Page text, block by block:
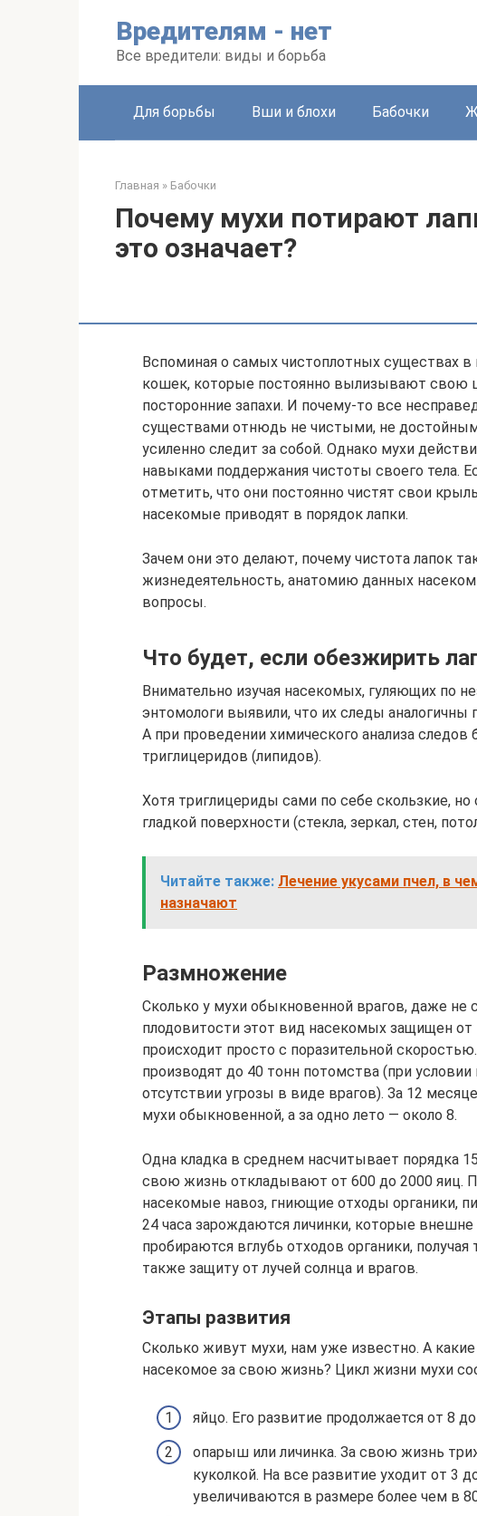
Вредителям - нет
Все вредители: виды и борьба
Для борьбы Вши и блохи Бабочки
Главная » Бабочки
Почему мухи потирают
это означает?
Вспоминая о самых чистоплотных существах
кошек, которые постоянно вылизывают свою
посторонние запахи. И почему-то все
существами отнюдь не чистыми, не
усиленно следит за собой. Однако мухи
навыками поддержания чистоты своего тела.
отметить, что они постоянно чистят свои
насекомые приводят в порядок лапки.
Зачем они это делают, почему чистота лапок
жизнедеятельность, анатомию данных
вопросы.
Что будет, если обезжирить
Внимательно изучая насекомых, гуляющих по
энтомологи выявили, что их следы
А при проведении химического анализа
триглицеридов (липидов).
Хотя триглицериды сами по себе скользкие,
гладкой поверхности (стекла, зеркал, стен,
Читайте также: Лечение укусами пчел, в
назначают
Размножение
Сколько у мухи обыкновенной врагов, даже не
плодовитости этот вид насекомых защищен
происходит просто с поразительной
производят до 40 тонн потомства (при
отсутствии угрозы в виде врагов). За 12
мухи обыкновенной, а за одно лето — около 8.
Одна кладка в среднем насчитывает порядка
свою жизнь откладывают от 600 до 2000 яиц.
насекомые навоз, гниющие отходы органики,
24 часа зарождаются личинки, которые
пробираются вглубь отходов органики,
также защиту от лучей солнца и врагов.
Этапы развития
Сколько живут мухи, нам уже известно. А
насекомое за свою жизнь? Цикл жизни мухи
яйцо. Его развитие продолжается от 8
опарыш или личинка. За свою жизнь
куколкой. На все развитие уходит от 3
увеличиваются в размере более чем в